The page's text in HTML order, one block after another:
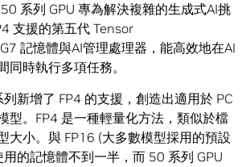
系列 GPU 專為解決複雜的生成式AI挑
支援的第五代 Tensor
記憶體與AI管理處理器，能高效地在AI
同時執行多項任務。
列新增了 FP4 的支援，創造出適用於 PC
型。FP4 是一種輕量化方法，類似於檔
大小。與 FP16 (大多數模型採用的預設
的記憶體不到一半，而 50 系列 GPU